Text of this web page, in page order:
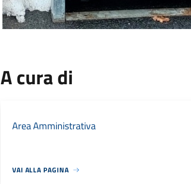
A cura di
Area Amministrativa
VAI ALLA PAGINA